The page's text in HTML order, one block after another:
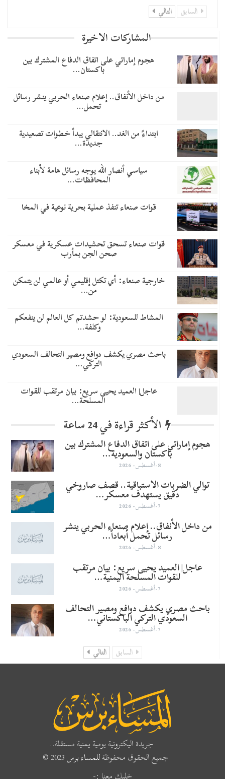
السابق التالي
المشاركات الاخيرة
هجوم إماراتي على اتفاق الدفاع المشترك بين
باكستان…
من داخل الأنفاق.. إعلام صنعاء الحربي ينشر رسائل
تحمل…
​ابتداءً من الغد.. الانتقالي يبدأ خطوات تصعيدية
جديدة…
سياسي أنصار الله يوجه رسائل هامة لأبناء
المحافظات…
قوات صنعاء تنفذ عملية بحرية نوعية في المخا
قوات صنعاء تسحق تحشيدات عسكرية في معسكر
صحن الجن بمأرب
خارجية صنعاء: أي تكتل إقليمي أو عالمي لن يتمكن
من…
المشاط للسعودية: لو حشدتم كل العالم لن ينفعكم
وكلفة…
باحث مصري يكشف دوافع ومصير التحالف السعودي
التركي…
عاجل| العميد يحيى سريع: بيان مرتقب للقوات
المسلحة…
الأكثر قراءة في 24 ساعة
هجوم إماراتي على اتفاق الدفاع المشترك بين
باكستان والسعودية…
8-أغسطس- 2026
توالي الضربات الاستباقية.. قصف صاروخي
دقيق يستهدف معسكر…
7-أغسطس- 2026
من داخل الأنفاق.. إعلام صنعاء الحربي ينشر
رسائل تحمل أبعاداً…
8-أغسطس- 2026
عاجل| العميد يحيى سريع: بيان مرتقب
للقوات المسلحة اليمنية…
7-أغسطس- 2026
باحث مصري يكشف دوافع ومصير التحالف
السعودي التركي الباكستاني…
7-أغسطس- 2026
السابق التالي
جريدة اليكترونية يومية يمنية مستقلة..
جميع الحقوق محفوظةللمساء برس